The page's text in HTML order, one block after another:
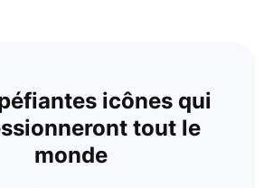
icônes qui
tout le
monde